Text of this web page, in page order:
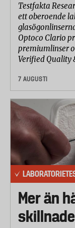
Testfakta
ett oberoende
Optoco Clario
premiumlinser
Verified Quality
7 AUGUSTI
Mer än